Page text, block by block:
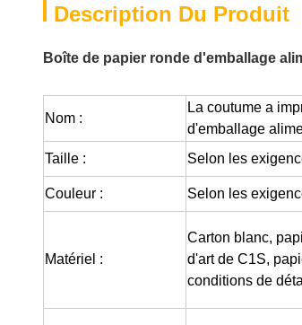
Description Du Produit
Boîte de papier ronde d'emballage
Nom :
La coutume a
d'emballage
Taille :
Selon les
Couleur : Selon les
Matériel :
Carton blanc,
d'art de C1S,
conditions de